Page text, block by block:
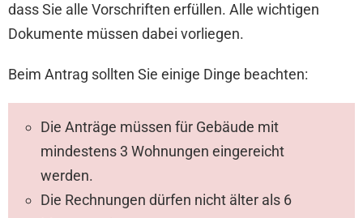
dass Sie alle Vorschriften erfüllen. Alle wichtigen
Dokumente müssen dabei vorliegen.
Beim Antrag sollten Sie einige Dinge beachten:
Die Anträge müssen für Gebäude mit
mindestens 3 Wohnungen eingereicht
werden.
Die Rechnungen dürfen nicht älter als 6